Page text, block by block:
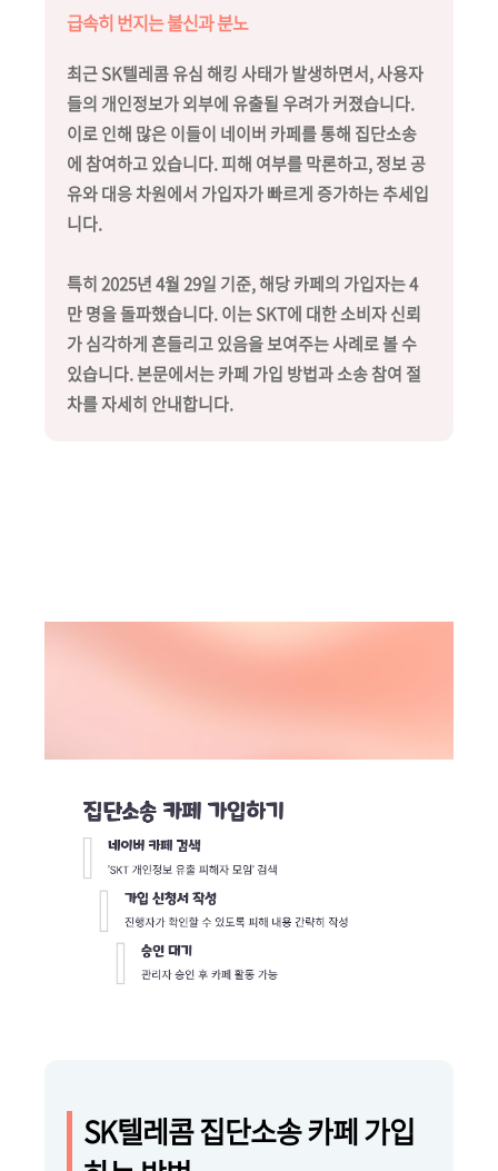
급속히 번지는 불신과 분노
최근 SK텔레콤 유심 해킹 사태가 발생하면서, 사용자
들의 개인정보가 외부에 유출될 우려가 커졌습니다.
이로 인해 많은 이들이 네이버 카페를 통해 집단소송
에 참여하고 있습니다. 피해 여부를 막론하고, 정보 공
유와 대응 차원에서 가입자가 빠르게 증가하는 추세입
니다.
특히 2025년 4월 29일 기준, 해당 카페의 가입자는 4
만 명을 돌파했습니다. 이는 SKT에 대한 소비자 신뢰
가 심각하게 흔들리고 있음을 보여주는 사례로 볼 수
있습니다. 본문에서는 카페 가입 방법과 소송 참여 절
차를 자세히 안내합니다.
SK텔레콤 집단소송 카페 가입